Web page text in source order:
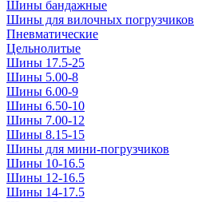
Шины бандажные
Шины для вилочных погрузчиков
Пневматические
Цельнолитые
Шины 17.5-25
Шины 5.00-8
Шины 6.00-9
Шины 6.50-10
Шины 7.00-12
Шины 8.15-15
Шины для мини-погрузчиков
Шины 10-16.5
Шины 12-16.5
Шины 14-17.5